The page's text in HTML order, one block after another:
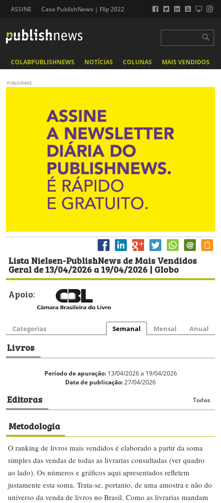
ASSINE Casa PublishNews | Flip 2022
COLABPUBLISHNEWS NOTÍCIAS COLUNAS MAIS VENDIDOS
PUBLICIDADE
Lista Nielsen-PublishNews de Mais Vendidos
Geral de 13/04/2026 a 19/04/2026 | Globo
Apoio:
Categorias Semanal Mensal Anual
Livros
Período de apuração:13/04/2026 a 19/04/2026
Data de publicação:27/04/2026
Editoras Todas
Metodologia
O ranking de livros mais vendidos é elaborado a partir da soma
simples das vendas de todas as livrarias consultadas (ver quadro
ao lado). Os números e gráficos aqui apresentados refletem
justamente esta soma. Trata-se, portanto, de uma amostra e não do
universo da venda de livros no Brasil. Como as livrarias mandam